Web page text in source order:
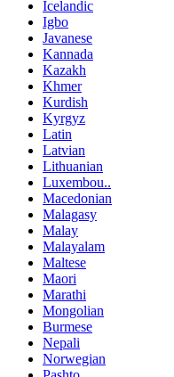
Icelandic
Igbo
Javanese
Kannada
Kazakh
Khmer
Kurdish
Kyrgyz
Latin
Latvian
Lithuanian
Luxembou..
Macedonian
Malagasy
Malay
Malayalam
Maltese
Maori
Marathi
Mongolian
Burmese
Nepali
Norwegian